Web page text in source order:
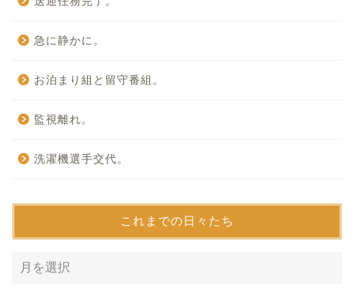
急に静かに。
お泊まり組と留守番組。
監視離れ。
洗濯機選手交代。
これまでの日々たち